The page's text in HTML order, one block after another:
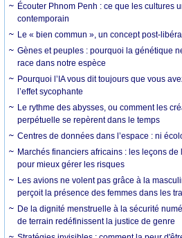
Écouter Phnom Penh : ce que les cultures
contemporain
Le « bien commun », un concept post-
Gènes et peuples : pourquoi la génétique
race dans notre espèce
Pourquoi l’IA vous dit toujours que vous
l’effet sycophante
Le rythme des abysses, ou comment les
perpétuelle se repèrent dans le temps
Centres de données dans l’espace : ni
Marchés financiers africains : les leçons
pour mieux gérer les risques
Les avions ne volent pas grâce à la
perçoit la présence des femmes dans les
De la dignité menstruelle à la sécurité
de terrain redéfinissent la justice de genre